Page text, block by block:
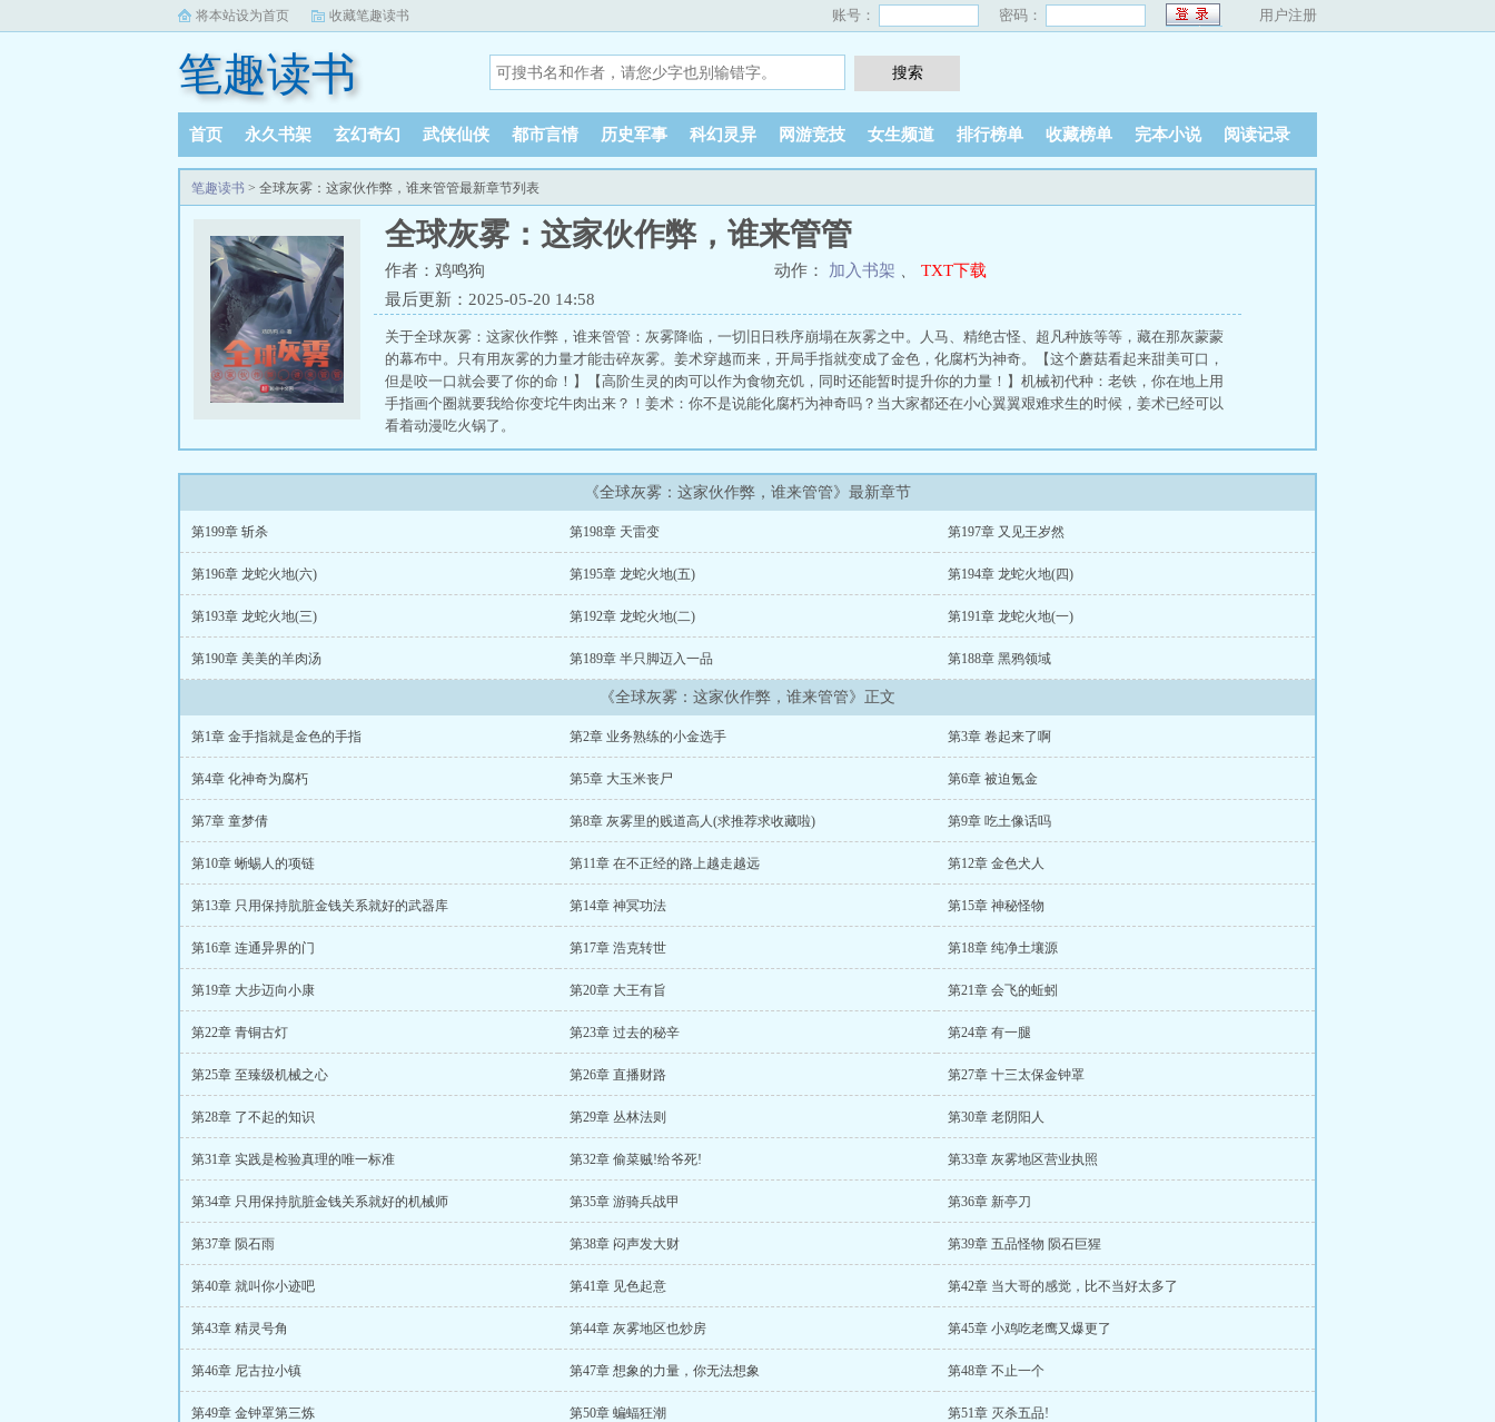
将本站设为首页 收藏笔趣读书 账号： 密码： 用户注册
笔趣读书
首页 永久书架 玄幻奇幻 武侠仙侠 都市言情 历史军事 科幻灵异 网游竞技 女生频道 排行榜单 收藏榜单 完本小说 阅读记录
笔趣读书 > 全球灰雾：这家伙作弊，谁来管管最新章节列表
全球灰雾：这家伙作弊，谁来管管
作者：鸡鸣狗 动作： 加入书架
TXT下载
最后更新：2025-05-20 14:58
关于全球灰雾：这家伙作弊，谁来管管：灰雾降临，一切旧日秩序崩塌在灰雾之中。人马、精绝古怪、超凡种族等等，藏在那灰蒙蒙
的幕布中。只有用灰雾的力量才能击碎灰雾。姜术穿越而来，开局手指就变成了金色，化腐朽为神奇。【这个蘑菇看起来甜美可口，
但是咬一口就会要了你的命！】【高阶生灵的肉可以作为食物充饥，同时还能暂时提升你的力量！】机械初代种：老铁，你在地上用
手指画个圈就要我给你变坨牛肉出来？！姜术：你不是说能化腐朽为神奇吗？当大家都还在小心翼翼艰难求生的时候，姜术已经可以
看着动漫吃火锅了。
《全球灰雾：这家伙作弊，谁来管管》最新章节
第199章 斩杀 第198章 天雷变 第197章 又见王岁然
第196章 龙蛇火地(六) 第195章 龙蛇火地(五) 第194章 龙蛇火地(四)
第193章 龙蛇火地(三) 第192章 龙蛇火地(二) 第191章 龙蛇火地(一)
第190章 美美的羊肉汤 第189章 半只脚迈入一品 第188章 黑鸦领域
《全球灰雾：这家伙作弊，谁来管管》正文
第1章 金手指就是金色的手指 第2章 业务熟练的小金选手 第3章 卷起来了啊
第4章 化神奇为腐朽 第5章 大玉米丧尸 第6章 被迫氪金
第7章 童梦倩 第8章 灰雾里的贱道高人(求推荐求收藏啦) 第9章 吃土像话吗
第10章 蜥蜴人的项链 第11章 在不正经的路上越走越远 第12章 金色犬人
第13章 只用保持肮脏金钱关系就好的武器库 第14章 神冥功法 第15章 神秘怪物
第16章 连通异界的门 第17章 浩克转世 第18章 纯净土壤源
第19章 大步迈向小康 第20章 大王有旨 第21章 会飞的蚯蚓
第22章 青铜古灯 第23章 过去的秘辛 第24章 有一腿
第25章 至臻级机械之心 第26章 直播财路 第27章 十三太保金钟罩
第28章 了不起的知识 第29章 丛林法则 第30章 老阴阳人
第31章 实践是检验真理的唯一标准 第32章 偷菜贼!给爷死! 第33章 灰雾地区营业执照
第34章 只用保持肮脏金钱关系就好的机械师 第35章 游骑兵战甲 第36章 新亭刀
第37章 陨石雨 第38章 闷声发大财 第39章 五品怪物 陨石巨猩
第40章 就叫你小迹吧 第41章 见色起意 第42章 当大哥的感觉，比不当好太多了
第43章 精灵号角 第44章 灰雾地区也炒房 第45章 小鸡吃老鹰又爆更了
第46章 尼古拉小镇 第47章 想象的力量，你无法想象 第48章 不止一个
第49章 金钟罩第三炼 第50章 蝙蝠狂潮 第51章 灭杀五品!